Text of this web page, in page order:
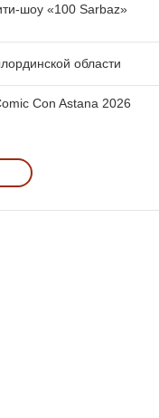
шоу «100 Sarbaz»
области
Con Astana 2026